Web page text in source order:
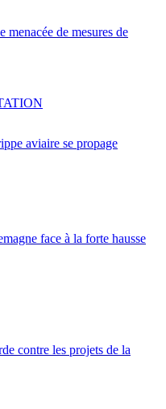
de mesures de
aviaire se propage
face à la forte hausse
contre les projets de la